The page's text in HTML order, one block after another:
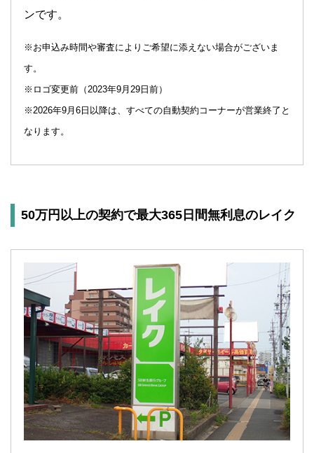
ンです。
※お申込み時間や審査によりご希望に添えない場合がございま
す。
※ロゴ変更前（2023年9月29日前）
※2026年9月6日以降は、すべての自動契約コーナーが営業終了と
なります。
50万円以上の契約で最大365日間無利息のレイク